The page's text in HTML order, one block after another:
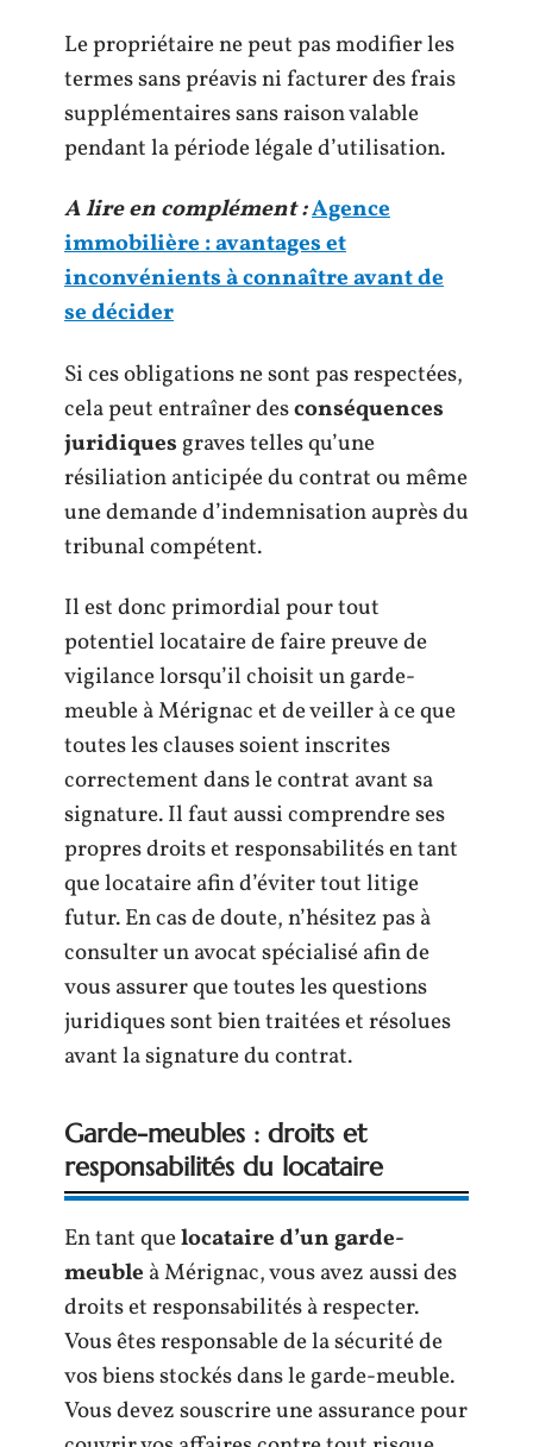
Le propriétaire ne peut pas modifier les
termes sans préavis ni facturer des frais
supplémentaires sans raison valable
pendant la période légale d’utilisation.
A lire en complément :Agence
immobilière : avantages et
inconvénients à connaître avant de
se décider
Si ces obligations ne sont pas respectées,
cela peut entraîner desconséquences
juridiques graves telles qu’une
résiliation anticipée du contrat ou même
une demande d’indemnisation auprès du
tribunal compétent.
Il est donc primordial pour tout
potentiel locataire de faire preuve de
vigilance lorsqu’il choisit un garde-
meuble à Mérignac et de veiller à ce que
toutes les clauses soient inscrites
correctement dans le contrat avant sa
signature. Il faut aussi comprendre ses
propres droits et responsabilités en tant
que locataire afin d’éviter tout litige
futur. En cas de doute, n’hésitez pas à
consulter un avocat spécialisé afin de
vous assurer que toutes les questions
juridiques sont bien traitées et résolues
avant la signature du contrat.
Garde-meubles : droits et
responsabilités du locataire
En tant quelocataire d’un garde-
meuble à Mérignac, vous avez aussi des
droits et responsabilités à respecter.
Vous êtes responsable de la sécurité de
vos biens stockés dans le garde-meuble.
Vous devez souscrire une assurance pour